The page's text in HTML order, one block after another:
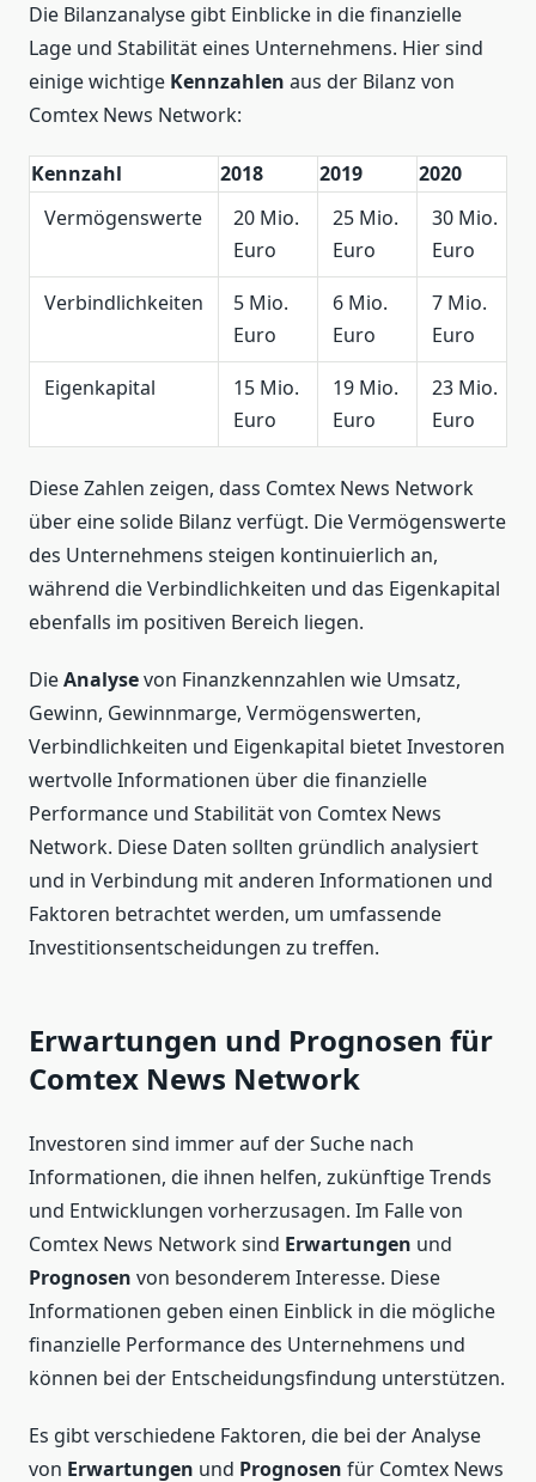
Die Bilanzanalyse gibt Einblicke in die finanzielle
Lage und Stabilität eines Unternehmens. Hier sind
einige wichtige Kennzahlen aus der Bilanz von
Comtex News Network:
Kennzahl 2018 2019
2020
Vermögenswerte
20 Mio.
Euro
25 Mio.
Euro
30 Mio.
Euro
Verbindlichkeiten
5 Mio.
Euro
6 Mio.
Euro
7 Mio.
Euro
Eigenkapital
15 Mio.
Euro
19 Mio.
Euro
23 Mio.
Euro
Diese Zahlen zeigen, dass Comtex News Network
über eine solide Bilanz verfügt. Die Vermögenswerte
des Unternehmens steigen kontinuierlich an,
während die Verbindlichkeiten und das Eigenkapital
ebenfalls im positiven Bereich liegen.
DieAnalysevon Finanzkennzahlen wie Umsatz,
Gewinn, Gewinnmarge, Vermögenswerten,
Verbindlichkeiten und Eigenkapital bietet Investoren
wertvolle Informationen über die finanzielle
Performance und Stabilität von Comtex News
Network. Diese Daten sollten gründlich analysiert
und in Verbindung mit anderen Informationen und
Faktoren betrachtet werden, um umfassende
Investitionsentscheidungen zu treffen.
Erwartungen und Prognosen für
Comtex News Network
Investoren sind immer auf der Suche nach
Informationen, die ihnen helfen, zukünftige Trends
und Entwicklungen vorherzusagen. Im Falle von
Comtex News Network sind Erwartungen und
Prognosen von besonderem Interesse. Diese
Informationen geben einen Einblick in die mögliche
finanzielle Performance des Unternehmens und
können bei der Entscheidungsfindung unterstützen.
Es gibt verschiedene Faktoren, die bei der Analyse
von Erwartungen und Prognosen für Comtex News